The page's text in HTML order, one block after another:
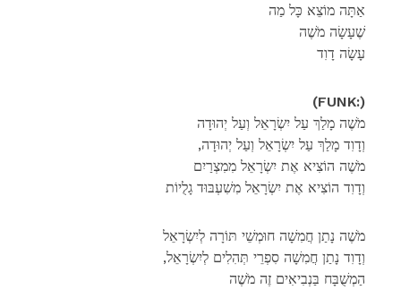
אַתָּה מוֹצֵא כָּל מַה
שֶׁעָשָׂה מֹשֶׁה
עָשָׂה דָוִד
(FUNK:)
מֹשֶׁה מָלַךְ עַל יִשְׂרָאֵל וְעַל יְהוּדָה
,וְדָוִד מָלַךְ עַל יִשְׂרָאֵל וְעַל יְהוּדָה
מֹשֶׁה הוֹצִיא אֶת יִשְׂרָאֵל מִמִצְרַיִם
וְדָוִד הוֹצִיא אֶת יִשְׂרָאֵל מִשִׁעְבּוּד גָלֻיוֹת
מֹשֶׁה נָתַן חֲמִשָׁה חוּמְשֵׁי תּוֹרָה לְיִשְׂרָאֵל
,וְדָוִד נָתַן חֲמִשָׁה סִפְרֵי תְּהִלִים לְיִשְׂרָאֵל
הַמְשֻׁבָּח בַּנְבִיאִים זֶה מֹשֶׁה